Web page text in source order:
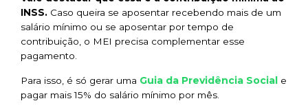
INSS. Caso queira se aposentar recebendo mais de um
salário mínimo ou se aposentar por tempo de
contribuição, o MEI precisa complementar esse
pagamento.
Para isso, é só gerar uma Guia da Previdência Social e
pagar mais 15% do salário mínimo por mês.